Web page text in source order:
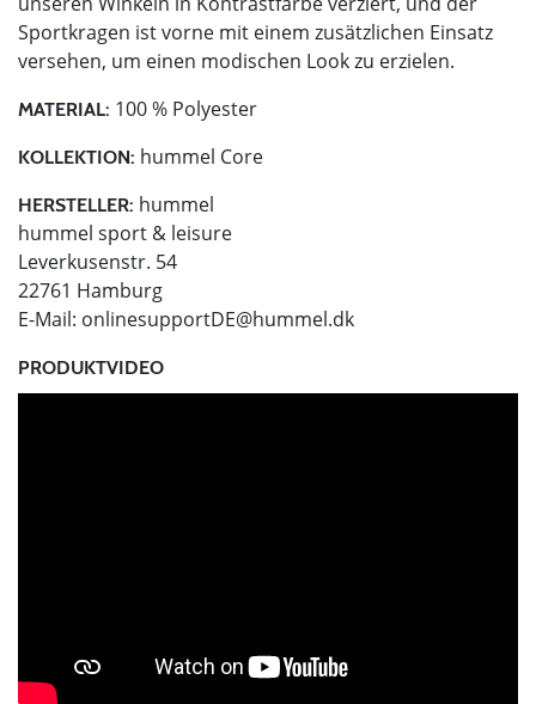
Sportkragen ist vorne mit einem zusätzlichen Einsatz
versehen, um einen modischen Look zu erzielen.
MATERIAL: 100 % Polyester
KOLLEKTION: hummel Core
HERSTELLER: hummel
hummel sport & leisure
Leverkusenstr. 54
22761 Hamburg
E-Mail: onlinesupportDE@hummel.dk
PRODUKTVIDEO